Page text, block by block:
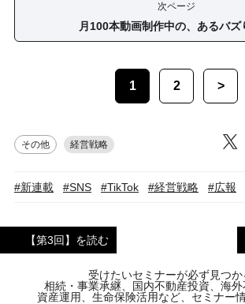
次ページ
月100本動画制作中の、あるバズ
1 2 >
その他 経営戦略
#新連載 #SNS #TikTok #経営戦略 #広報
【第3回】を読む
受けたいセミナーが必ず見つか
相続・事業承継、国内不動産投資、海外
資産運用、生命保険活用など、セミナー